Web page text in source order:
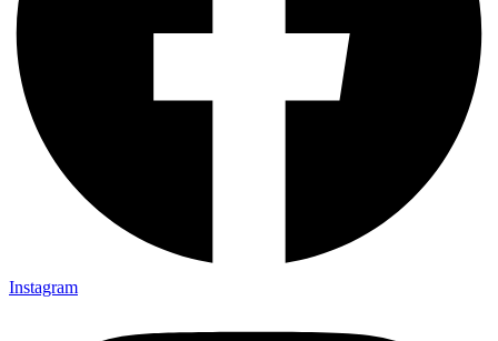
Instagram